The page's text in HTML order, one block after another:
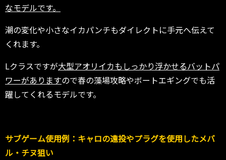
なモデルです。
潮の変化や小さなイカパンチもダイレクトに手元へ伝えて
くれます。
Lクラスですが大型アオリイカもしっかり浮かせるバットパ
ワーがありますので春の藻場攻略やボートエギングでも活
躍してくれるモデルです。
サブゲーム使用例：キャロの遠投やプラグを使用したメバ
ル・チヌ狙い